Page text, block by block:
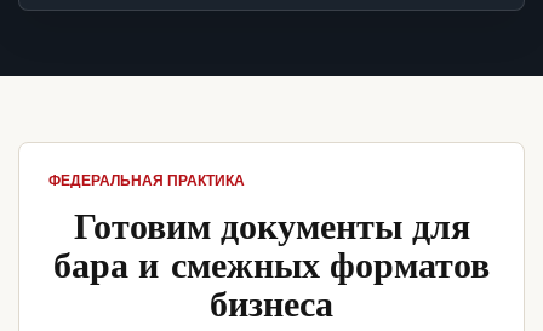
ФЕДЕРАЛЬНАЯ ПРАКТИКА
Готовим документы для
бара и смежных форматов
бизнеса